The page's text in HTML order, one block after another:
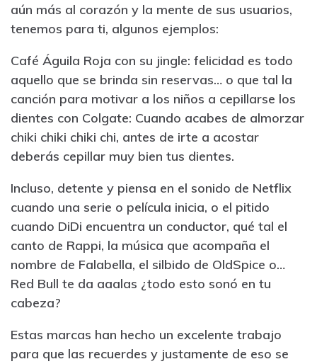
aún más al corazón y la mente de sus usuarios,
tenemos para ti, algunos ejemplos:
Café Águila Roja con su jingle: felicidad es todo
aquello que se brinda sin reservas… o que tal la
canción para motivar a los niños a cepillarse los
dientes con Colgate: Cuando acabes de almorzar
chiki chiki chiki chi, antes de irte a acostar
deberás cepillar muy bien tus dientes.
Incluso, detente y piensa en el sonido de Netflix
cuando una serie o película inicia, o el pitido
cuando DiDi encuentra un conductor, qué tal el
canto de Rappi, la música que acompaña el
nombre de Falabella, el silbido de OldSpice o…
Red Bull te da aaalas ¿todo esto sonó en tu
cabeza?
Estas marcas han hecho un excelente trabajo
para que las recuerdes y justamente de eso se